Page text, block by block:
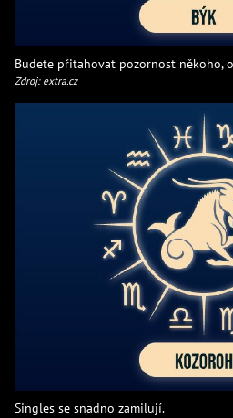
Budete přitahovat pozornost někoho,
Zdroj: extra.cz
Singles se snadno zamilují.